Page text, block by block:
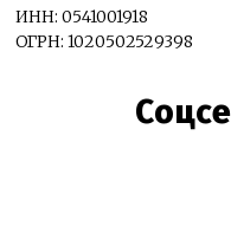
ИНН: 0541001918
ОГРН: 1020502529398